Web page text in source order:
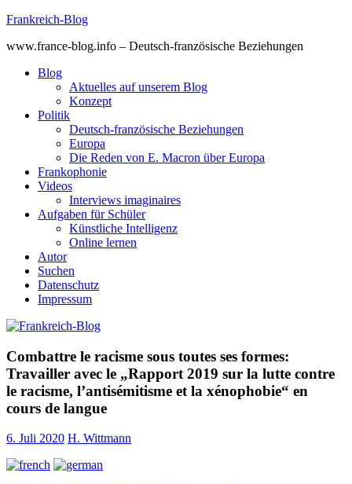
Skip
content
Frankreich-Blog
www.france-blog.info – Deutsch-französische Beziehungen
Blog
Aktuelles auf unserem Blog
Konzept
Politik
Deutsch-französische Beziehungen
Europa
Die Reden von E. Macron über Europa
Frankophonie
Videos
Interviews imaginaires
Aufgaben für Schüler
Künstliche Intelligenz
Online lernen
Autor
Suchen
Datenschutz
Impressum
Combattre le racisme sous toutes ses formes:
Travailler avec le „Rapport 2019 sur la lutte contre
le racisme, l’antisémitisme et la xénophobie“ en
cours de langue
6. Juli 2020 H. Wittmann